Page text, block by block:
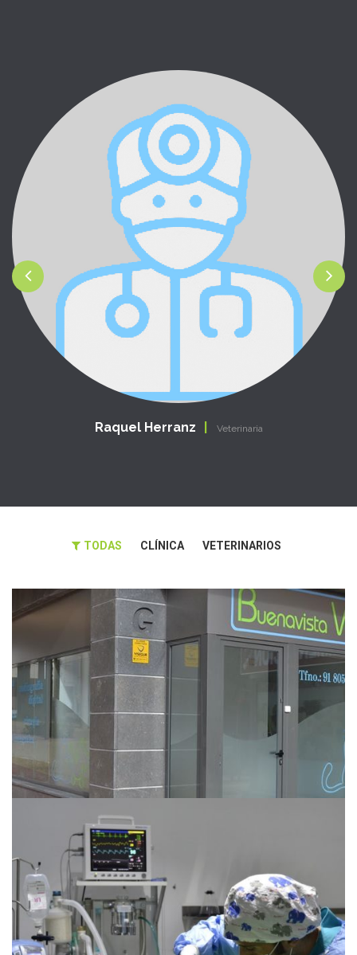
Raquel Herranz Veterinaria
TODAS CLÍNICA VETERINARIOS